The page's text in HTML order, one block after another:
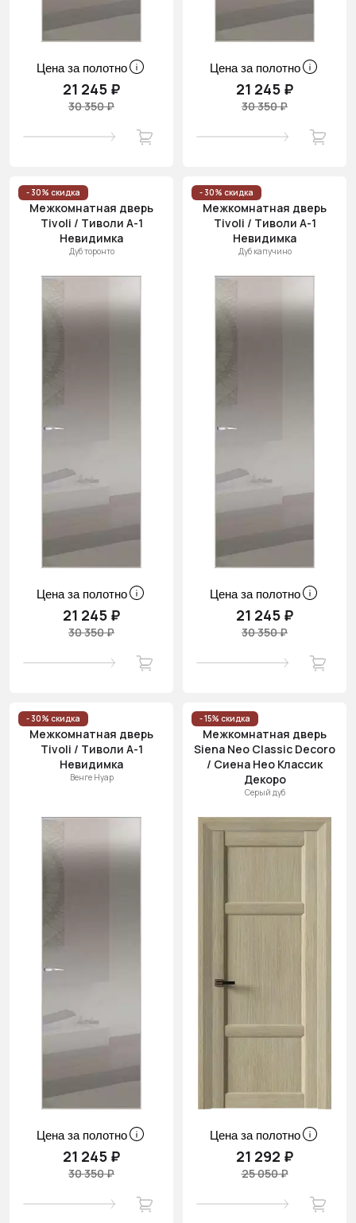
Цена за полотно
21 245 ₽
30 350 ₽
Цена за полотно
21 245 ₽
30 350 ₽
- 30% скидка
Межкомнатная дверь
Tivoli / Тиволи А-1
Невидимка
Дуб торонто
Цена за полотно
21 245 ₽
30 350 ₽
- 30% скидка
Межкомнатная дверь
Tivoli / Тиволи А-1
Невидимка
Дуб капучино
Цена за полотно
21 245 ₽
30 350 ₽
- 30% скидка
Межкомнатная дверь
Tivoli / Тиволи А-1
Невидимка
Венге Нуар
Цена за полотно
21 245 ₽
30 350 ₽
- 15% скидка
Межкомнатная дверь
Siena Neo Classic Decoro
/ Сиена Нео Классик
Декоро
Серый дуб
Цена за полотно
21 292 ₽
25 050 ₽